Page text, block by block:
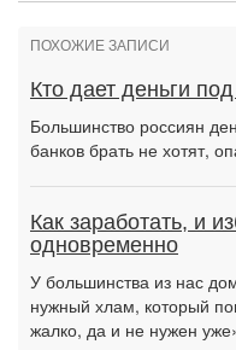
ПОХОЖИЕ ЗАПИСИ
Кто дает деньги
Большинство россиян
банков брать не хотят,
Как заработать, и
одновременно
У большинства из нас
нужный хлам, который
жалко, да и не нужен